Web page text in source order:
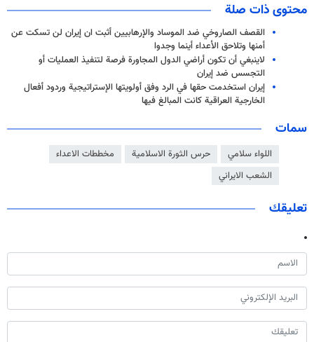
محتوى ذات صلة
القصف الصاروخي ضد الموساد والإرهابيين أثبت ان إيران لن تسكت عن
أمنها وتلاحق الأعداء أينما وجدوا
لاينبغي أن تكون أراضي الدول المجاورة فرصة لتنفيذ العمليات أو
التجسس ضد إيران
إيران استخدمت حقها في الرد وفق أولويتها الإستراتيجية وردود أفعال
الخارجية العراقية كانت المبالغ فيها
سمات
اللواء سلامي حرس الثورة الاسلامية
مخططات الاعداء
الشعب الايراني
تعليقك